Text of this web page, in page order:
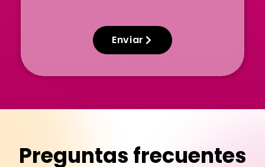
Enviar
Preguntas frecuentes